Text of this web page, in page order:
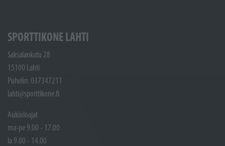
SPORTTIKONE LAHTI
Saksalankatu 28
15100 Lahti
Puhelin: 037347211
lahti@sporttikone.fi
Aukioloajat
ma-pe 9.00 - 17.00
la 9.00 - 14.00